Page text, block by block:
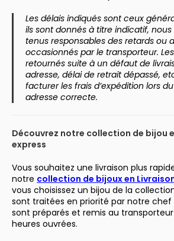
Les délais indiqués sont ceux
ils sont donnés à titre indicatif,
tenus responsables des retards ou
occasionnés par le transporteur.
retournés suite à un défaut de
adresse, délai de retrait dépassé,
facturer les frais d’expédition lors
adresse correcte.
Découvrez notre collection de bijou
express
Vous souhaitez une livraison plus
notre collection de bijoux en
vous choisissez un bijou de la
sont traitées en priorité par notre chef
sont préparés et remis au
heures ouvrées.